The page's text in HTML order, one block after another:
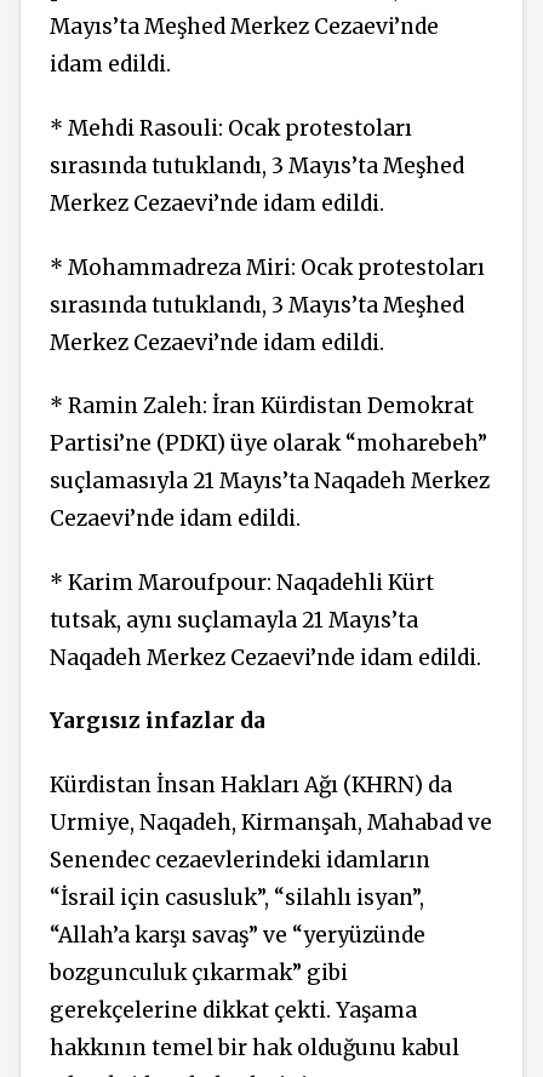
Mayıs’ta Meşhed Merkez Cezaevi’nde
idam edildi.
* Mehdi Rasouli: Ocak protestoları
sırasında tutuklandı, 3 Mayıs’ta Meşhed
Merkez Cezaevi’nde idam edildi.
* Mohammadreza Miri: Ocak protestoları
sırasında tutuklandı, 3 Mayıs’ta Meşhed
Merkez Cezaevi’nde idam edildi.
* Ramin Zaleh: İran Kürdistan Demokrat
Partisi’ne (PDKI) üye olarak “moharebeh”
suçlamasıyla 21 Mayıs’ta Naqadeh Merkez
Cezaevi’nde idam edildi.
* Karim Maroufpour: Naqadehli Kürt
tutsak, aynı suçlamayla 21 Mayıs’ta
Naqadeh Merkez Cezaevi’nde idam edildi.
Yargısız infazlar da
Kürdistan İnsan Hakları Ağı (KHRN) da
Urmiye, Naqadeh, Kirmanşah, Mahabad ve
Senendec cezaevlerindeki idamların
“İsrail için casusluk”, “silahlı isyan”,
“Allah’a karşı savaş” ve “yeryüzünde
bozgunculuk çıkarmak” gibi
gerekçelerine dikkat çekti. Yaşama
hakkının temel bir hak olduğunu kabul